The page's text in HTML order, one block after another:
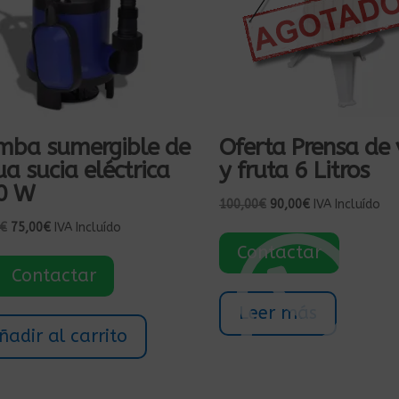
sumergible de
sucia eléctrica
W
El
original
75,00€El
actual
IVA Incluído
Contactar
al carrito
Oferta Prensa de
y fruta 6 Litros
100,00€ El
original
era:
90,00€El
actual
IVA Incluído
Contactar
Leer más